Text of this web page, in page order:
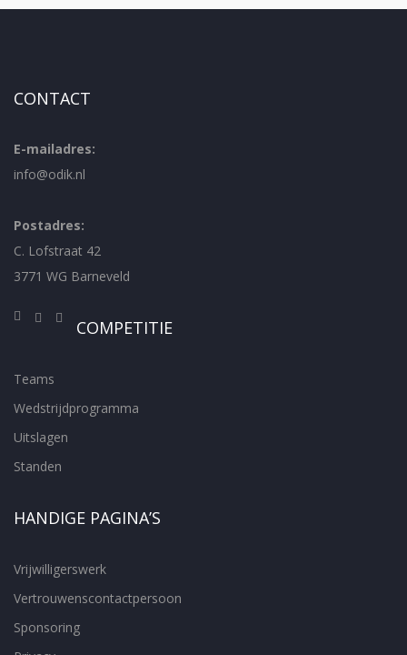
CONTACT
E-mailadres:
info@odik.nl
Postadres:
C. Lofstraat 42
3771 WG Barneveld
COMPETITIE
Teams
Wedstrijdprogramma
Uitslagen
Standen
HANDIGE PAGINA’S
Vrijwilligerswerk
Vertrouwenscontactpersoon
Sponsoring